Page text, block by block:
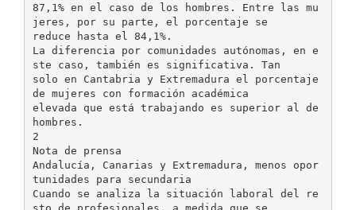
87,1% en el caso de los hombres. Entre las mu
jeres, por su parte, el porcentaje se
reduce hasta el 84,1%.
La diferencia por comunidades autónomas, en e
ste caso, también es significativa. Tan
solo en Cantabria y Extremadura el porcentaje
de mujeres con formación académica
elevada que está trabajando es superior al de
hombres.
2
Nota de prensa
Andalucía, Canarias y Extremadura, menos opor
tunidades para secundaria
Cuando se analiza la situación laboral del re
sto de profesionales, a medida que se